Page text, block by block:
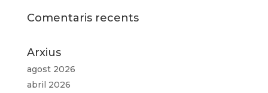
Comentaris recents
Arxius
agost 2026
abril 2026